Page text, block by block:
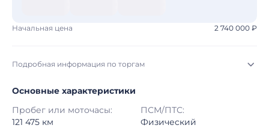
Начальная цена 2 740 000 ₽
Подробная информация по торгам
Начало торгов: 03.08.2026, 10:00 МСК
Конец торгов: 10.08.2026, 08:15 МСК
Основные характеристики
Пробег или моточасы:
121 475 км
ПСМ/ПТС:
Физический